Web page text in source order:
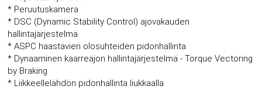
* Peruutuskamera
* DSC (Dynamic Stability Control) ajovakauden
hallintajärjestelmä
* ASPC haastavien olosuhteiden pidonhallinta
* Dynaaminen kaarreajon hallintajärjestelmä - Torque Vectoring
by Braking
* Liikkeellelähdön pidonhallinta liukkaalla